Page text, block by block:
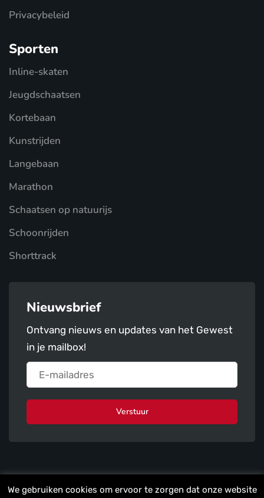
Privacybeleid
Sporten
Inline-skaten
Jeugdschaatsen
Kortebaan
Kunstrijden
Langebaan
Marathon
Schaatsen op natuurijs
Schoonrijden
Shorttrack
Nieuwsbrief
Ontvang nieuws en updates van het Gewest
in je mailbox!
Verstuur
We gebruiken cookies om ervoor te zorgen dat onze website